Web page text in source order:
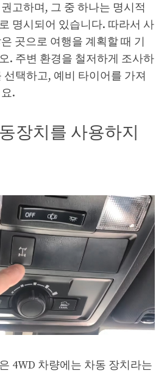
고하며, 그 중 하나는 명시적
명시되어 있습니다. 따라서 사
곳으로 여행을 계획할 때 기
. 주변 환경을 철저하게 조사하
택하고, 예비 타이어를 가져
.
장치를 사용하지
4WD 차량에는 차동 장치라는